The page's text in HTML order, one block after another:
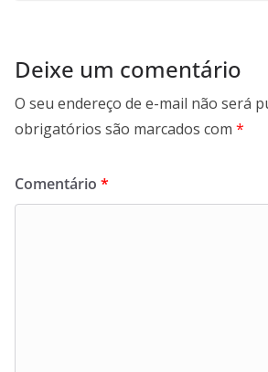
Deixe um comentário
O seu endereço de e-mail não será
obrigatórios são marcados com *
Comentário *